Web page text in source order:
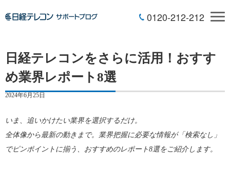
0120-212-212
日経テレコンをさらに活用！おすす
め業界レポート8選
2024年6月25日
いま、追いかけたい業界を選択するだけ。
全体像から最新の動きまで。業界把握に必要な情報が「検索なし」
でピンポイントに揃う、おすすめのレポート8選をご紹介します。